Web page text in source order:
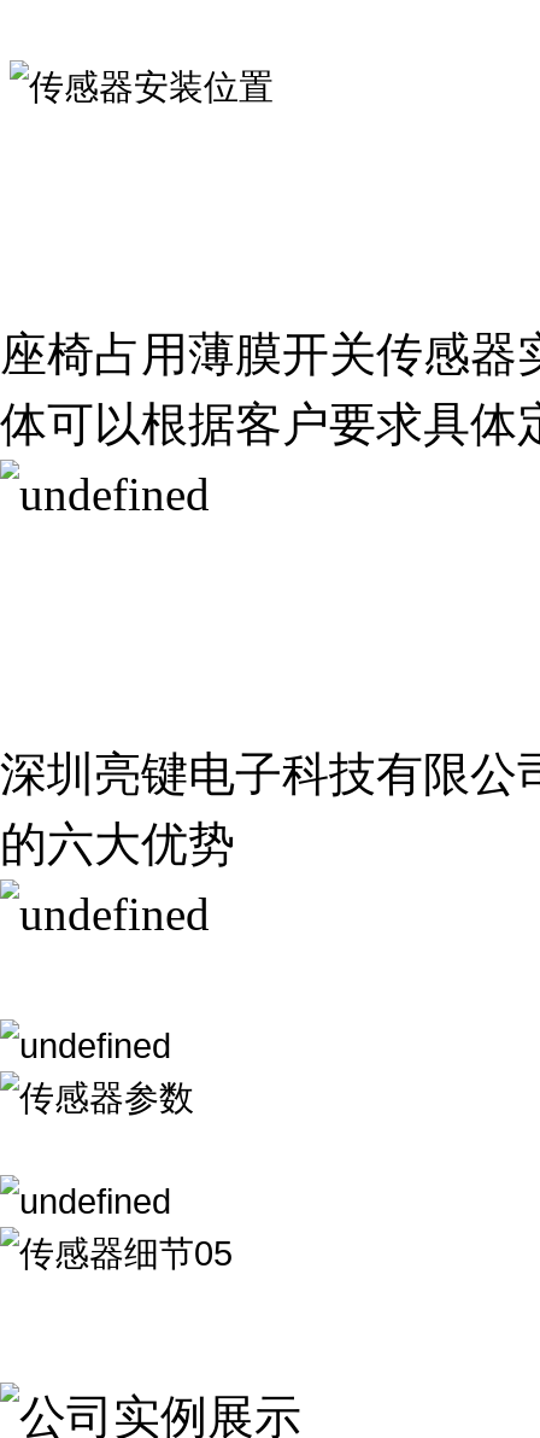
座椅占用薄膜开关传感
体可以根据客户要求具体
深圳亮键电子科技有限公
的六大优势